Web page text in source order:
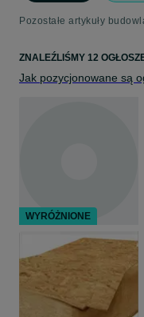
Pozostałe artykuły
ZNALEŹLIŚMY 12
Jak pozycjonowane są
WYRÓŻNIONE